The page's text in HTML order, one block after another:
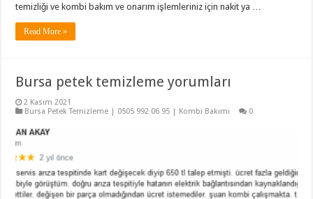
temizliği ve kombi bakım ve onarım işlemleriniz için nakit ya …
Read More »
Bursa petek temizleme yorumları
2 Kasım 2021
Bursa Petek Temizleme | 0505 992 06 95 | Kombi Bakımı
0